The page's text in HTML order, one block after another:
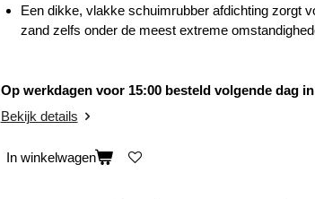
Een dikke, vlakke schuimrubber afdichting zorgt
zand zelfs onder de meest extreme
Op werkdagen voor 15:00 besteld volgende dag
Bekijk details
In winkelwagen